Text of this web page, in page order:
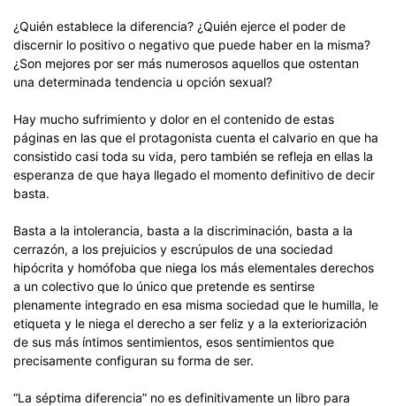
¿Quién establece la diferencia? ¿Quién ejerce el poder de
discernir lo positivo o negativo que puede haber en la misma?
¿Son mejores por ser más numerosos aquellos que ostentan
una determinada tendencia u opción sexual?
Hay mucho sufrimiento y dolor en el contenido de estas
páginas en las que el protagonista cuenta el calvario en que ha
consistido casi toda su vida, pero también se refleja en ellas la
esperanza de que haya llegado el momento definitivo de decir
basta.
Basta a la intolerancia, basta a la discriminación, basta a la
cerrazón, a los prejuicios y escrúpulos de una sociedad
hipócrita y homófoba que niega los más elementales derechos
a un colectivo que lo único que pretende es sentirse
plenamente integrado en esa misma sociedad que le humilla, le
etiqueta y le niega el derecho a ser feliz y a la exteriorización
de sus más íntimos sentimientos, esos sentimientos que
precisamente configuran su forma de ser.
“La séptima diferencia” no es definitivamente un libro para